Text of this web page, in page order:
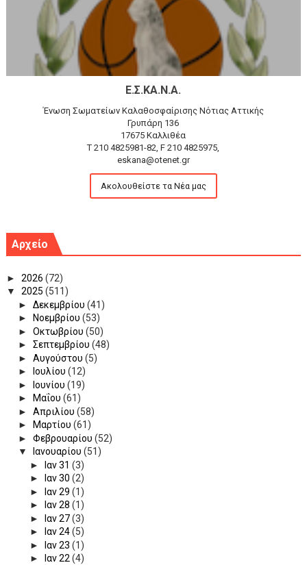
Ε.Σ.ΚΑ.Ν.Α.
Ένωση Σωματείων Καλαθοσφαίρισης Νότιας Αττικής
Γρυπάρη 136
17675 Καλλιθέα
T 210 4825981-82, F 210 4825975,
eskana@otenet.gr
Ακολουθείστε τα Νέα μας
Αρχείο
► 2026 (72)
▼ 2025 (511)
► Δεκεμβρίου (41)
►
Νοεμβρίου (53)
► Οκτωβρίου (50)
► Σεπτεμβρίου (48)
► Αυγούστου (5)
►
Ιουλίου (12)
►
Ιουνίου (19)
►
Μαΐου (61)
► Απριλίου (58)
►
Μαρτίου (61)
► Φεβρουαρίου (52)
▼
Ιανουαρίου (51)
►
Ιαν 31 (3)
►
Ιαν 30 (2)
►
Ιαν 29 (1)
►
Ιαν 28 (1)
►
Ιαν 27(3)
►
Ιαν 24(5)
►
Ιαν 23 (1)
►
Ιαν 22(4)